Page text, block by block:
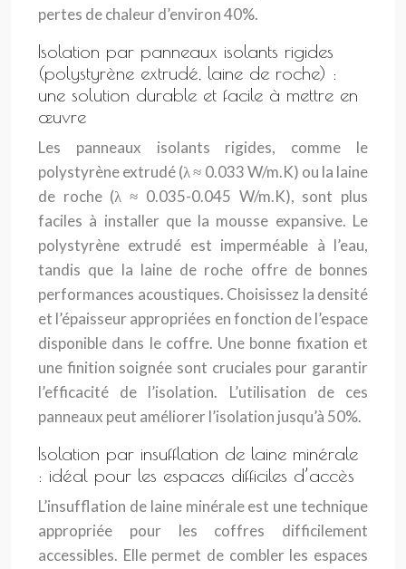
pertes de chaleur d’environ 40%.
Isolation par panneaux isolants rigides
(polystyrène extrudé, laine de roche) :
une solution durable et facile à mettre en
œuvre
Les panneaux isolants rigides, comme le
polystyrène extrudé (λ ≈ 0.033 W/m.K) ou la laine
de roche (λ ≈ 0.035-0.045 W/m.K), sont plus
faciles à installer que la mousse expansive. Le
polystyrène extrudé est imperméable à l’eau,
tandis que la laine de roche offre de bonnes
performances acoustiques. Choisissez la densité
et l’épaisseur appropriées en fonction de l’espace
disponible dans le coffre. Une bonne fixation et
une finition soignée sont cruciales pour garantir
l’efficacité de l’isolation. L’utilisation de ces
panneaux peut améliorer l’isolation jusqu’à 50%.
Isolation par insufflation de laine minérale
: idéal pour les espaces difficiles d’accès
L’insufflation de laine minérale est une technique
appropriée pour les coffres difficilement
accessibles. Elle permet de combler les espaces